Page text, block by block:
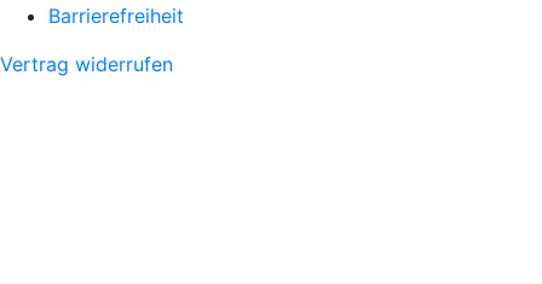
Barrierefreiheit
Vertrag widerrufen